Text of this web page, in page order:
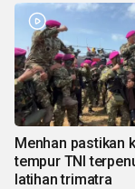
Menhan pastikan
tempur TNI
latihan trimatra